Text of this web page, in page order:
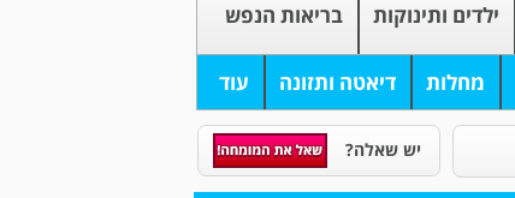
ילדים ותינוקות בריאות הנפש
מחלות דיאטה ותזונה עוד
יש שאלה?